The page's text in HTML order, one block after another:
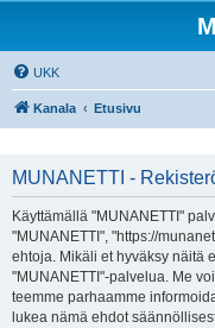
UKK
Kanala Etusivu
MUNANETTI -
Käyttämällä "MUNANETTI"
"MUNANETTI", "https://
ehtoja. Mikäli et hyväksy näitä
"MUNANETTI"-palvelua. Me
teemme parhaamme
lukea nämä ehdot